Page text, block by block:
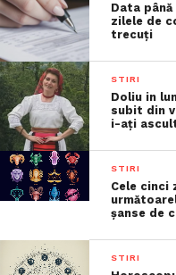
Data
zilele de
trecuţi
STIRI
Doliu in
subit din
i-ați
STIRI
Cele cinci
șanse de
STIRI